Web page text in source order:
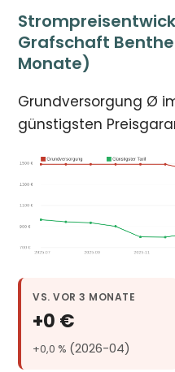
Grafschaft
Monate)
Grundversorgung Ø
günstigsten
VS. VOR 3 MONATE
+0 €
+0,0 % (2026-04)